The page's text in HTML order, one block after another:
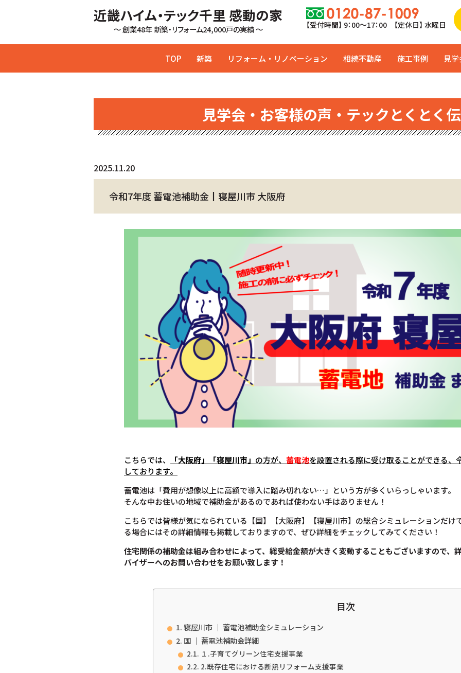
近畿ハイム・テック千里 感動の家
～ 創業48年 新築・リフォーム24,000戸の実績 ～ 【受付時間】 9：00〜17：00 【定休日】 水曜日
TOP 新築 リフォーム・リノベーション 相続不動産 施工事例 見
見学会・お客様の声・テックとくとく
2025.11.20
令和7年度 蓄電池補助金┃寝屋川市 大阪府
こちらでは、 「大阪府」「寝屋川市」 の方が、 蓄電池を設置される際に受け取ることができる、
しております。
蓄電池は「費用が想像以上に高額で導入に踏み切れない…」という方が多くいらっしゃいます。
そんな中お住いの地域で補助金があるのであれば使わない手はありません！
こちらでは皆様が気になられている【国】【大阪府】【寝屋川市】の総合シミュレーションだけ
る場合にはその詳細情報も掲載しておりますので、ぜひ詳細をチェックしてみてください！
住宅関係の補助金は組み合わせによって、総受給金額が大きく変動することもございますので、
バイザーへのお問い合わせをお願い致します！
目次
寝屋川市 ｜ 蓄電池補助金シミュレーション
国 ｜ 蓄電池補助金詳細
１.子育てグリーン住宅支援事業
2.既存住宅における断熱リフォーム支援事業